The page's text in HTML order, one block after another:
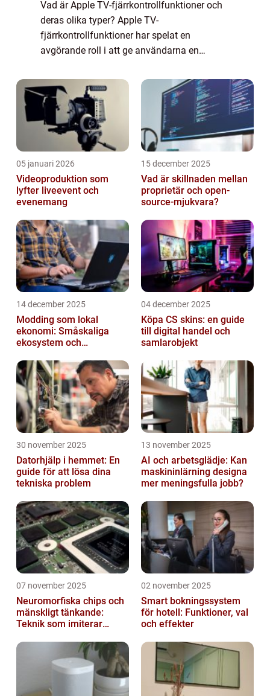
Vad är Apple TV-fjärrkontrollfunktioner och
deras olika typer? Apple TV-
fjärrkontrollfunktioner har spelat en
avgörande roll i att ge användarna en
artikel kommer att utforska de olika
aspekterna av Apple TV-fjä...
05 januari 2026
Videoproduktion som
lyfter liveevent och
evenemang
15 december 2025
Vad är skillnaden mellan
proprietär och open-
source-mjukvara?
14 december 2025
Modding som lokal
ekonomi: Småskaliga
ekosystem och
04 december 2025
Köpa CS skins: en guide
till digital handel och
samlarobjekt
30 november 2025
Datorhjälp i hemmet: En
guide för att lösa dina
tekniska problem
13 november 2025
AI och arbetsglädje: Kan
maskininlärning designa
mer meningsfulla jobb?
07 november 2025
Neuromorfiska chips och
mänskligt tänkande:
Teknik som imiterar
02 november 2025
Smart bokningssystem
för hotell: Funktioner, val
och effekter